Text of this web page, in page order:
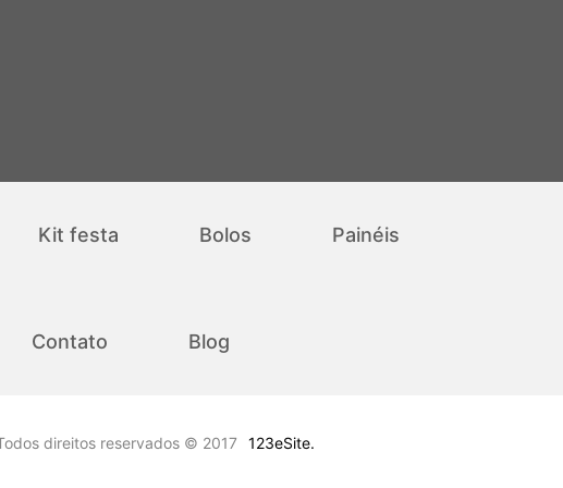
Kit festa Bolos Painéis
Contato Blog
direitos reservados © 2017 123eSite.